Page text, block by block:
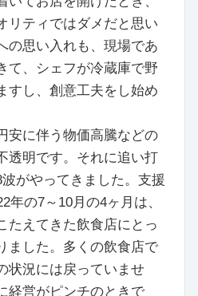
リティではダメだと思い
の思い入れも、現場であ
て、シェフが冷蔵庫で野
すし、創意工夫をし始め
安に伴う物価高騰などの
透明です。それに追い打
がやってきました。支援
年の7～10月の4ヶ月は、
たえてきた飲食店にとっ
ました。多くの飲食店で
状況には戻っていませ
経営がピンチのときで